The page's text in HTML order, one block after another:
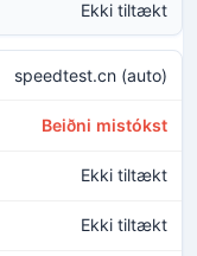
Ekki tiltækt
speedtest.cn (auto)
Beiðni mistókst
Ekki tiltækt
Ekki tiltækt